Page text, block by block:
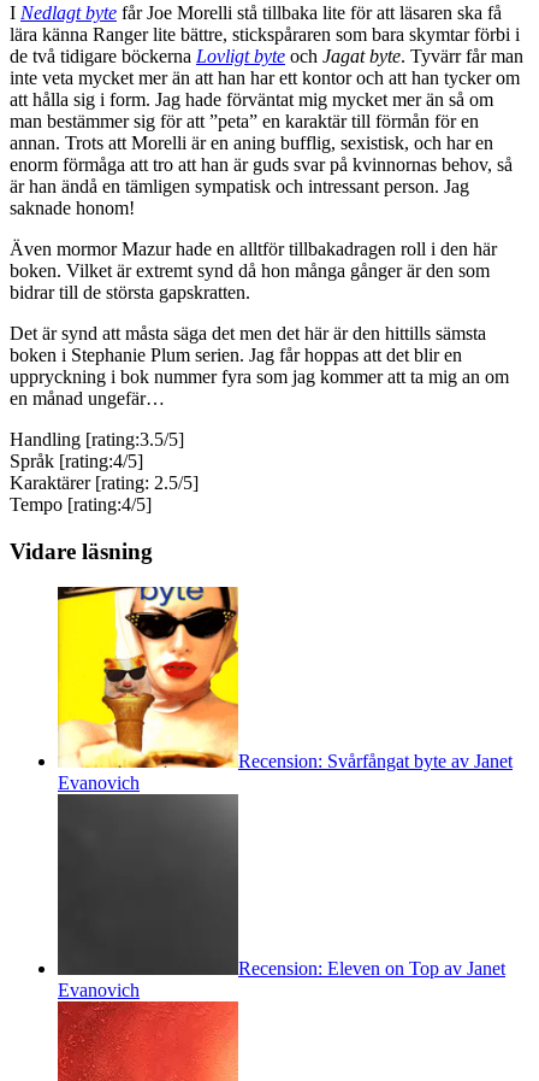
I Nedlagt byte får Joe Morelli stå tillbaka lite för att läsaren ska få
lära känna Ranger lite bättre, stickspåraren som bara skymtar förbi i
de två tidigare böckerna Lovligt byte och Jagat byte. Tyvärr får man
inte veta mycket mer än att han har ett kontor och att han tycker om
att hålla sig i form. Jag hade förväntat mig mycket mer än så om
man bestämmer sig för att ”peta” en karaktär till förmån för en
annan. Trots att Morelli är en aning bufflig, sexistisk, och har en
enorm förmåga att tro att han är guds svar på kvinnornas behov, så
är han ändå en tämligen sympatisk och intressant person. Jag
saknade honom!
Även mormor Mazur hade en alltför tillbakadragen roll i den här
boken. Vilket är extremt synd då hon många gånger är den som
bidrar till de största gapskratten.
Det är synd att måsta säga det men det här är den hittills sämsta
boken i Stephanie Plum serien. Jag får hoppas att det blir en
uppryckning i bok nummer fyra som jag kommer att ta mig an om
en månad ungefär…
Handling [rating:3.5/5]
Språk [rating:4/5]
Karaktärer [rating: 2.5/5]
Tempo [rating:4/5]
Vidare läsning
Recension: Svårfångat byte av Janet
Evanovich
Recension: Eleven on Top av Janet
Evanovich